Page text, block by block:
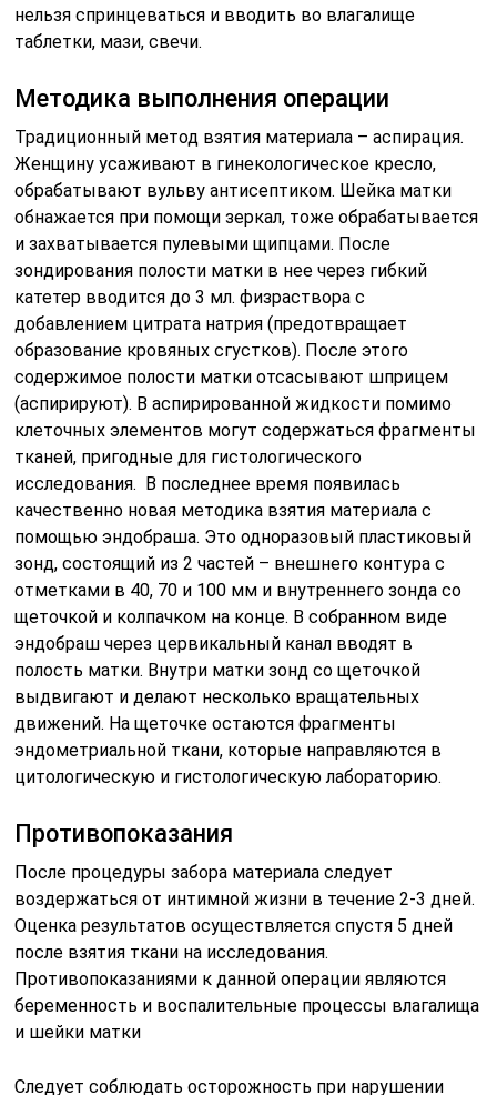
нельзя спринцеваться и вводить во влагалище
таблетки, мази, свечи.
Методика выполнения операции
Традиционный метод взятия материала – аспирация.
Женщину усаживают в гинекологическое кресло,
обрабатывают вульву антисептиком. Шейка матки
обнажается при помощи зеркал, тоже обрабатывается
и захватывается пулевыми щипцами. После
зондирования полости матки в нее через гибкий
катетер вводится до 3 мл. физраствора с
добавлением цитрата натрия (предотвращает
образование кровяных сгустков). После этого
содержимое полости матки отсасывают шприцем
(аспирируют). В аспирированной жидкости помимо
клеточных элементов могут содержаться фрагменты
тканей, пригодные для гистологического
исследования. В последнее время появилась
качественно новая методика взятия материала с
помощью эндобраша. Это одноразовый пластиковый
зонд, состоящий из 2 частей – внешнего контура с
отметками в 40, 70 и 100 мм и внутреннего зонда со
щеточкой и колпачком на конце. В собранном виде
эндобраш через цервикальный канал вводят в
полость матки. Внутри матки зонд со щеточкой
выдвигают и делают несколько вращательных
движений. На щеточке остаются фрагменты
эндометриальной ткани, которые направляются в
цитологическую и гистологическую лабораторию.
Противопоказания
После процедуры забора материала следует
воздержаться от интимной жизни в течение 2-3 дней.
Оценка результатов осуществляется спустя 5 дней
после взятия ткани на исследования.
Противопоказаниями к данной операции являются
беременность и воспалительные процессы влагалища
и шейки матки
Следует соблюдать осторожность при нарушении